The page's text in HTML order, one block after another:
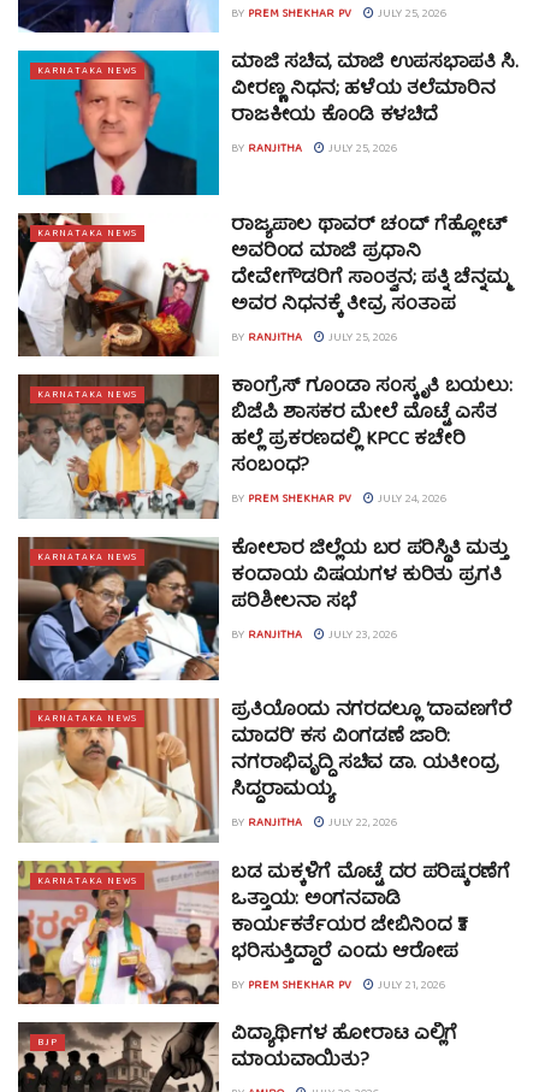
BY PREM SHEKHAR PV JULY 25, 2026
KARNATAKA NEWS ಮಾಜಿ ಸಚಿವ, ಮಾಜಿ ಉಪಸಭಾಪತಿ ಸಿ.
ವೀರಣ್ಣ ನಿಧನ; ಹಳೆಯ ತಲೆಮಾರಿನ
ರಾಜಕೀಯ ಕೊಂಡಿ ಕಳಚಿದೆ
BY RANJITHA JULY 25, 2026
KARNATAKA NEWS ರಾಜ್ಯಪಾಲ ಥಾವರ್ ಚಂದ್ ಗೆಹ್ಲೋಟ್
ಅವರಿಂದ ಮಾಜಿ ಪ್ರಧಾನಿ
ದೇವೇಗೌಡರಿಗೆ ಸಾಂತ್ವನ; ಪತ್ನಿ ಚೆನ್ನಮ್ಮ
ಅವರ ನಿಧನಕ್ಕೆ ತೀವ್ರ ಸಂತಾಪ
BY RANJITHA JULY 25, 2026
KARNATAKA NEWS ಕಾಂಗ್ರೆಸ್ ಗೂಂಡಾ ಸಂಸ್ಕೃತಿ ಬಯಲು:
ಬಿಜೆಪಿ ಶಾಸಕರ ಮೇಲೆ ಮೊಟ್ಟೆ ಎಸೆತ
ಹಲ್ಲೆ ಪ್ರಕರಣದಲ್ಲಿ KPCC ಕಚೇರಿ
ಸಂಬಂಧ?
BY PREM SHEKHAR PV JULY 24, 2026
KARNATAKA NEWS ಕೋಲಾರ ಜಿಲ್ಲೆಯ ಬರ ಪರಿಸ್ಥಿತಿ ಮತ್ತು
ಕಂದಾಯ ವಿಷಯಗಳ ಕುರಿತು ಪ್ರಗತಿ
ಪರಿಶೀಲನಾ ಸಭೆ
BY RANJITHA JULY 23, 2026
KARNATAKA NEWS ಪ್ರತಿಯೊಂದು ನಗರದಲ್ಲೂ ‘ದಾವಣಗೆರೆ
ಮಾದರಿ’ ಕಸ ವಿಂಗಡಣೆ ಜಾರಿ:
ನಗರಾಭಿವೃದ್ಧಿ ಸಚಿವ ಡಾ. ಯತೀಂದ್ರ
ಸಿದ್ದರಾಮಯ್ಯ
BY RANJITHA JULY 22, 2026
KARNATAKA NEWS ಬಡ ಮಕ್ಕಳಿಗೆ ಮೊಟ್ಟೆ ದರ ಪರಿಷ್ಕರಣೆಗೆ
ಒತ್ತಾಯ: ಅಂಗನವಾಡಿ
ಕಾರ್ಯಕರ್ತೆಯರ ಜೇಬಿನಿಂದ ₹3
ಭರಿಸುತ್ತಿದ್ದಾರೆ ಎಂದು ಆರೋಪ
BY PREM SHEKHAR PV JULY 21, 2026
BJP ವಿದ್ಯಾರ್ಥಿಗಳ ಹೋರಾಟ ಎಲ್ಲಿಗೆ
ಮಾಯವಾಯಿತು?